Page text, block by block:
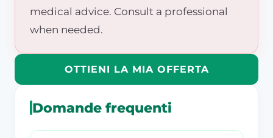
medical advice. Consult a professional
when needed.
OTTIENI LA MIA OFFERTA
Domande frequenti